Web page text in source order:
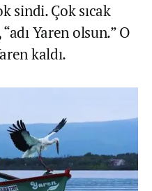
sindi. Çok sıcak
Yaren olsun.” O
kaldı.